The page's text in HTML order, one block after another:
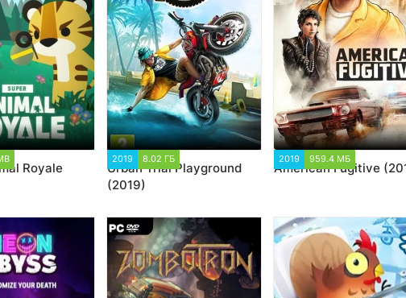
Royale
2019 8.02 ГБ
Urban Trial Playground
(2019)
2019 959.4 МБ
American Fugitive